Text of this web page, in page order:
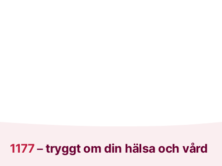
1177–tryggt om din hälsa och vård